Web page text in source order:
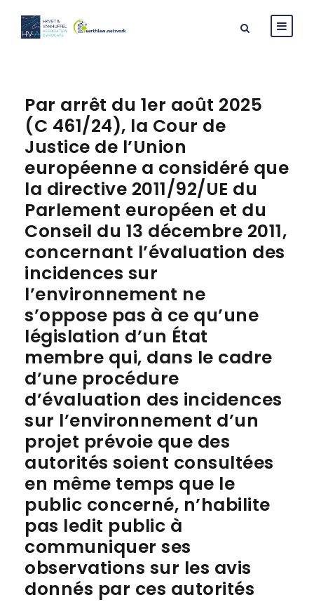
Par arrêt du 1er août 2025
(C 461/24), la Cour de
Justice de l’Union
européenne a considéré que
la directive 2011/92/UE du
Parlement européen et du
Conseil du 13 décembre 2011,
concernant l’évaluation des
incidences sur
l’environnement ne
s’oppose pas à ce qu’une
législation d’un État
membre qui, dans le cadre
d’une procédure
d’évaluation des incidences
sur l’environnement d’un
projet prévoie que des
autorités soient consultées
en même temps que le
public concerné, n’habilite
pas ledit public à
communiquer ses
observations sur les avis
donnés par ces autorités